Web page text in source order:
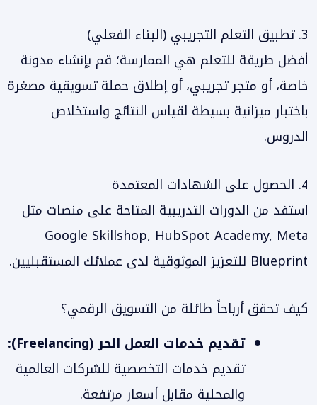
3. تطبيق التعلم التجريبي (البناء الفعلي)
أفضل طريقة للتعلم هي الممارسة؛ قم بإنشاء مدونة
خاصة، أو متجر تجريبي، أو إطلاق حملة تسويقية مصغرة
باختبار ميزانية بسيطة لقياس النتائج واستخلاص
الدروس.
4. الحصول على الشهادات المعتمدة
استفد من الدورات التدريبية المتاحة على منصات مثل
Google Skillshop, HubSpot Academy, Meta
Blueprint للتعزيز الموثوقية لدى عملائك المستقبليين.
كيف تحقق أرباحاً طائلة من التسويق الرقمي؟
تقديم خدمات العمل الحر (Freelancing):
تقديم خدمات التخصصية للشركات العالمية
والمحلية مقابل أسعار مرتفعة.